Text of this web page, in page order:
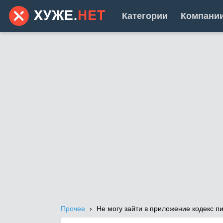
Категории
Прочее Не могу зайти в приложение кодекс